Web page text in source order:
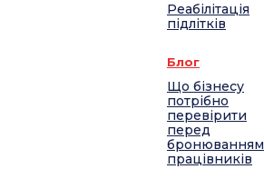
Реабілітація
підлітків
Блог
Що бізнесу
потрібно
перевірити
перед
бронюванням
працівників